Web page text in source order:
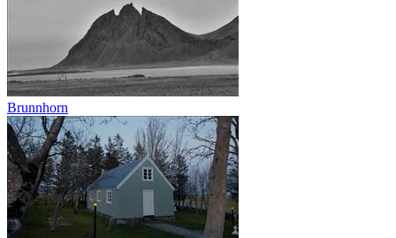
Brunnhorn